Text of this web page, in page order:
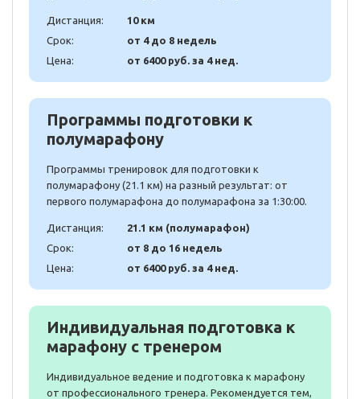
Дистанция:
10 км
Срок:
от 4 до 8 недель
Цена:
от 6400 руб. за 4 нед.
Программы подготовки к
полумарафону
Программы тренировок для подготовки к
полумарафону (21.1 км) на разный результат: от
первого полумарафона до полумарафона за 1:30:00.
Дистанция:
21.1 км (полумарафон)
Срок:
от 8 до 16 недель
Цена:
от 6400 руб. за 4 нед.
Индивидуальная подготовка к
марафону с тренером
Индивидуальное ведение и подготовка к марафону
от профессионального тренера. Рекомендуется тем,